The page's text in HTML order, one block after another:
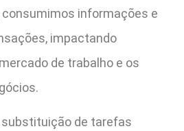
informações e
impactando
de trabalho e os
substituição de tarefas